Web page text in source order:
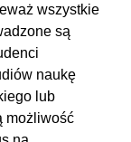
wszystkie
są
naukę
lub
możliwość